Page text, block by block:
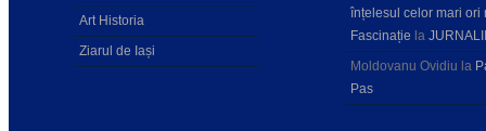
Art Historia
Ziarul de Iași
înțelesul celor mari ori
Fascinație la
Moldovanu Ovidiu la
Pas